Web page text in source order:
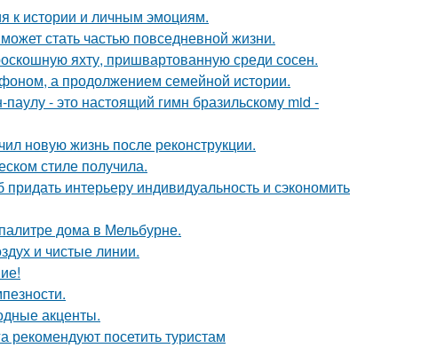
к истории и личным эмоциям.
стать частью повседневной жизни.
яхту, пришвартованную среди сосен.
а продолжением семейной истории.
- это настоящий гимн бразильскому mid -
новую жизнь после реконструкции.
стиле получила.
интерьеру индивидуальность и сэкономить
дома в Мельбурне.
и чистые линии.
акценты.
рекомендуют посетить туристам